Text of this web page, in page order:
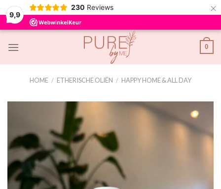
9,9
230 Reviews ×
Skip
0
HOME / ETHERISCHE OLIËN / HAPPY HOME & ALL DAY